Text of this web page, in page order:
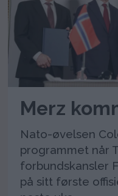
Merz
Nato-øvelsen
programmet når
forbundskansler
på sitt første